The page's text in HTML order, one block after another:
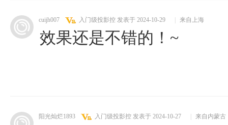
cuijh007 入门级投影控 发表于 2024-10-29 来自上海
效果还是不错的！~
阳光灿烂1893 入门级投影控 发表于 2024-10-27 来自内蒙古